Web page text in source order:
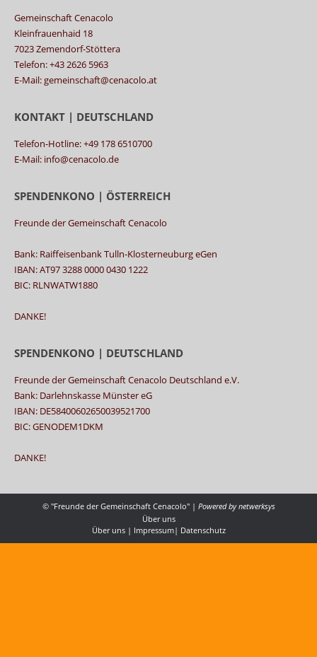
Gemeinschaft Cenacolo
Kleinfrauenhaid 18
7023 Zemendorf-Stöttera
Telefon: +43 2626 5963
E-Mail: gemeinschaft@cenacolo.at
KONTAKT | DEUTSCHLAND
Telefon-Hotline: +49 178 6510700
E-Mail: info@cenacolo.de
SPENDENKONO | ÖSTERREICH
Freunde der Gemeinschaft Cenacolo
Bank: Raiffeisenbank Tulln-Klosterneuburg eGen
IBAN: AT97 3288 0000 0430 1222
BIC: RLNWATW1880
DANKE!
SPENDENKONO | DEUTSCHLAND
Freunde der Gemeinschaft Cenacolo Deutschland e.V.
Bank: Darlehnskasse Münster eG
IBAN: DE58400602650039521700
BIC: GENODEM1DKM
DANKE!
© "Freunde der Gemeinschaft Cenacolo" | Powered bynetwerksys
Über uns
Über uns| Impressum| Datenschutz